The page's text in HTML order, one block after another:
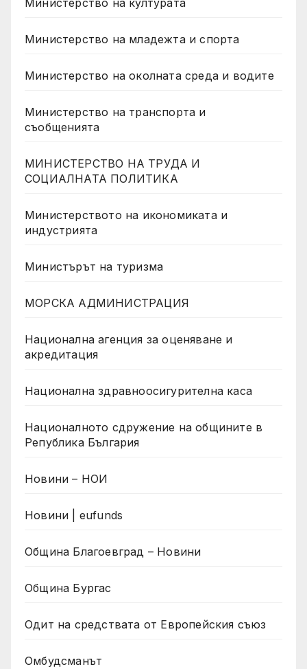
Министерство на културата
Министерство на младежта и спорта
Министерство на околната среда и водите
Министерство на транспорта и
съобщенията
МИНИСТЕРСТВО НА ТРУДА И
СОЦИАЛНАТА ПОЛИТИКА
Министерството на икономиката и
индустрията
Министърът на туризма
МОРСКА АДМИНИСТРАЦИЯ
Национална агенция за оценяване и
акредитация
Национална здравноосигурителна каса
Националното сдружение на общините в
Република България
Новини – НОИ
Новини | eufunds
Община Благоевград – Новини
Община Бургас
Одит на средствата от Европейския съюз
Омбудсманът